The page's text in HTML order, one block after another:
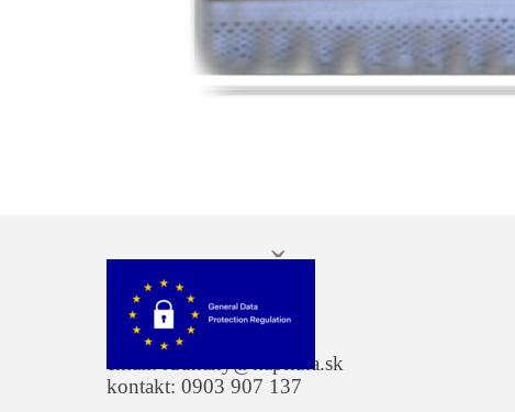
FARNOSŤ
RUDŇANY
Rudňany 48
053 23 Rudňany
email: rudnany@kapitula.sk
kontakt: 0903 907 137